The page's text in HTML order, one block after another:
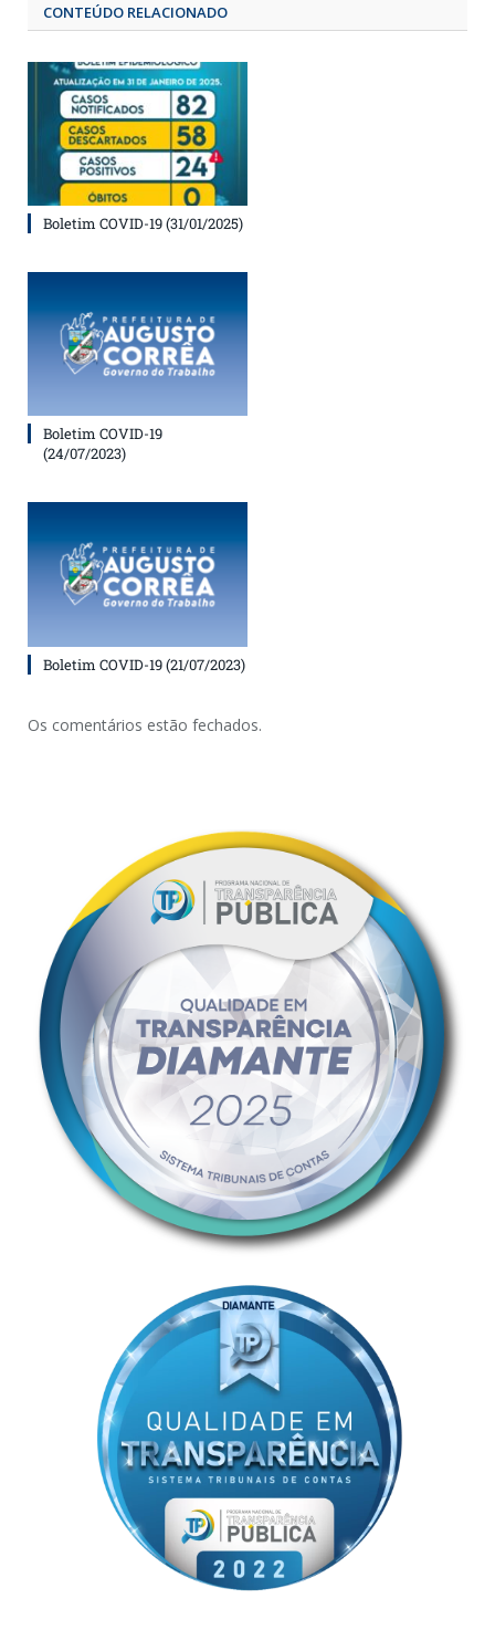
CONTEÚDO RELACIONADO
Boletim COVID-19 (31/01/2025)
Boletim COVID-19
(24/07/2023)
Boletim COVID-19 (21/07/2023)
Os comentários estão fechados.